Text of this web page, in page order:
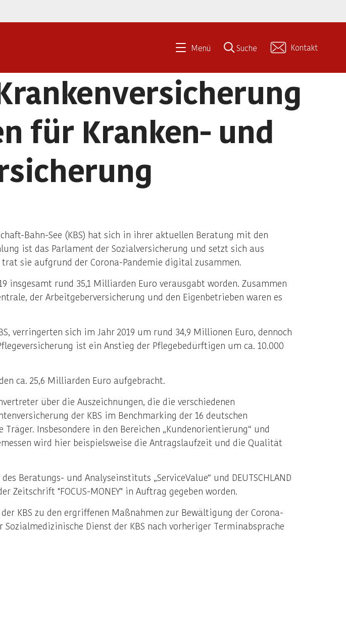
Menü Suche Kontakt
für Kranken- und
Bahn-See (KBS) hat sich in ihrer aktuellen Beratung mit den
ist das Parlament der Sozialversicherung und setzt sich aus
sie aufgrund der Corona-Pandemie digital zusammen.
insgesamt rund 35,1 Milliarden Euro verausgabt worden. Zusammen
der Arbeitgeberversicherung und den Eigenbetrieben waren es
verringerten sich im Jahr 2019 um rund 34,9 Millionen Euro, dennoch
ist ein Anstieg der Pflegebedürftigen um ca. 10.000
ca. 25,6 Milliarden Euro aufgebracht.
über die Auszeichnungen, die die verschiedenen
der KBS im Benchmarking der 16 deutschen
Insbesondere in den Bereichen „Kundenorientierung“ und
wird hier beispielsweise die Antragslaufzeit und die Qualität
Beratungs- und Analyseinstituts „ServiceValue“ und DEUTSCHLAND
Zeitschrift "FOCUS-MONEY" in Auftrag gegeben worden.
KBS zu den ergriffenen Maßnahmen zur Bewältigung der Corona-
Dienst der KBS nach vorheriger Terminabsprache